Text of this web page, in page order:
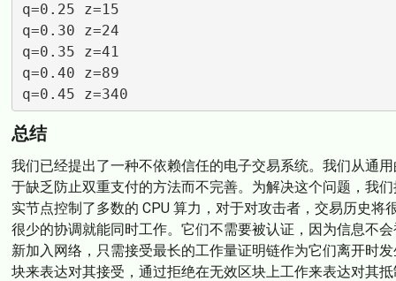
q=0.25 z=15
q=0.30 z=24
q=0.35 z=41
q=0.40 z=89
总结
我们已经提出了一种不依赖信任的电子交易系统。我们从通
于缺乏防止双重支付的方法而不完善。为解决这个问题，我
实节点控制了多数的 CPU 算力，对于对攻击者，交易历史
很少的协调就能同时工作。它们不需要被认证，因为信息不
新加入网络，只需接受最长的工作量证明链作为它们离开时
块来表达对其接受，通过拒绝在无效区块上工作来表达对其